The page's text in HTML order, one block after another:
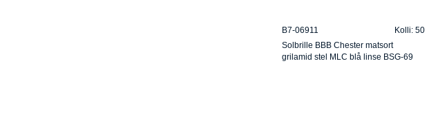
B7-06911
Kolli: 50
Solbrille BBB Chester matsort
grilamid stel MLC blå linse BSG-69